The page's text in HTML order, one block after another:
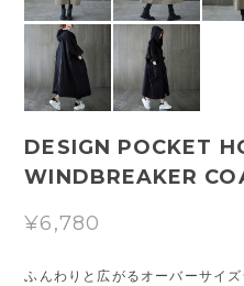
DESIGN POCKET
WINDBREAKER
¥6,780
ふんわりと広がるオーバーサイ